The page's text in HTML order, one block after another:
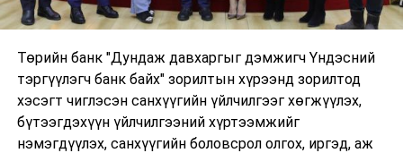
Төрийн банк "Дундаж давхаргыг дэмжигч Үндэсний
тэргүүлэгч банк байх" зорилтын хүрээнд зорилтод
хэсэгт чиглэсэн санхүүгийн үйлчилгээг хөгжүүлэх,
бүтээгдэхүүн үйлчилгээний хүртээмжийг
нэмэгдүүлэх, санхүүгийн боловсрол олгох, иргэд, аж